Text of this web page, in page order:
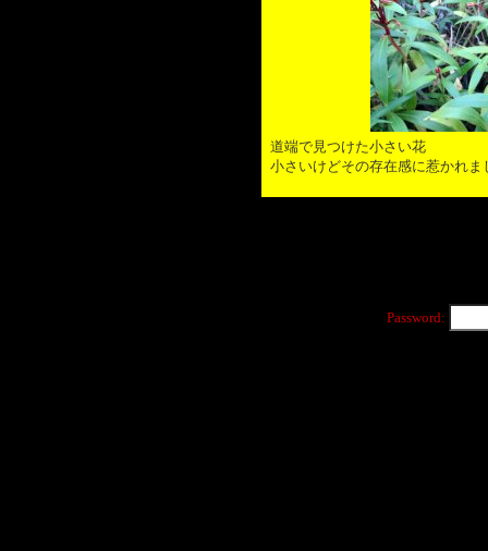
道端で見つけた小さい花
小さいけどその存在感に惹かれま
Password: